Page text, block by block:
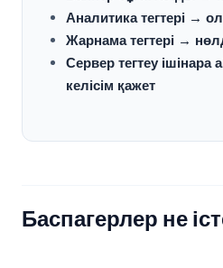
Аналитика тегтері →
Жарнама тегтері →
Сервер тегтеу ішінара
келісім қажет
Баспагерлер не